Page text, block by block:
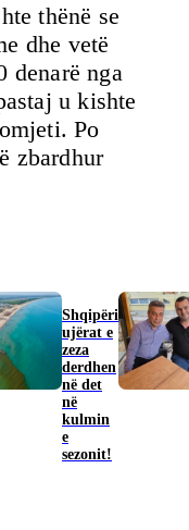
thënë se
dhe vetë
denarë nga
u kishte
Po
zbardhur
Shqipëri
ujërat e
zeza
derdhen
në det
në
kulmin
e
sezonit!